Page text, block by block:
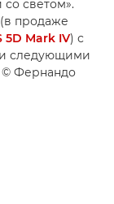
светом».
продаже
5D Mark IV) с
и следующими
© Фернандо